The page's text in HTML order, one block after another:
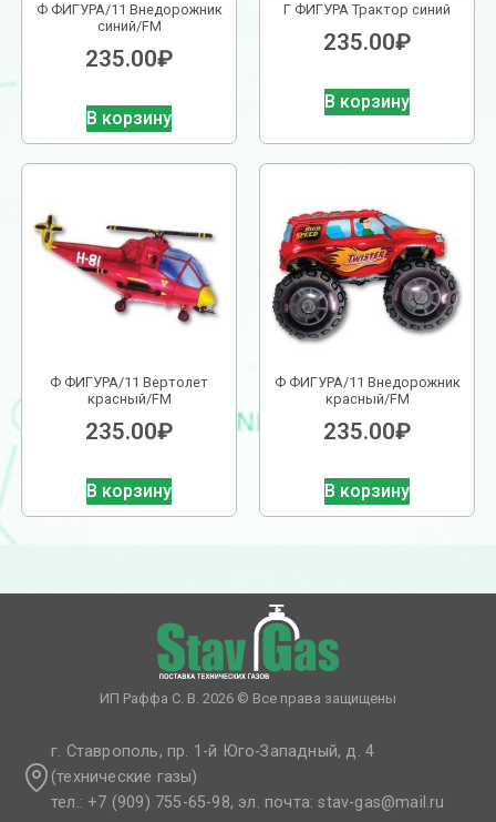
Ф ФИГУРА/11 Внедорожник
синий/FM
235.00₽
В корзину
Г ФИГУРА Трактор синий
235.00₽
В корзину
Ф ФИГУРА/11 Вертолет
красный/FM
235.00₽
В корзину
Ф ФИГУРА/11 Внедорожник
красный/FM
235.00₽
В корзину
ИП Раффа С. В. 2026 © Все права защищены
г. Ставрополь, пр. 1-й Юго-Западный, д. 4
(технические газы)
тел.: +7 (909) 755-65-98, эл. почта: stav-gas@mail.ru​